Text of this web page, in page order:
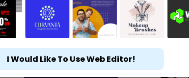
I Would Like To Use Web Editor!